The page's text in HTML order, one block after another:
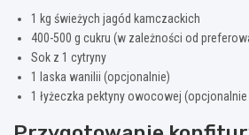
1 kg świeżych jagód kamczackich
400-500 g cukru (w zależności od
Sok z 1 cytryny
1 laska wanilii (opcjonalnie)
1 łyżeczka pektyny owocowej